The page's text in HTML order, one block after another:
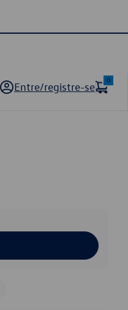
Entre/registre-se
0